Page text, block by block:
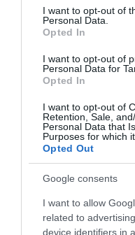
consent section.
I want to opt-out of
Personal Data.
Opted In
I want to opt-out of
Personal Data for
Opted In
I want to opt-out of
Retention, Sale,
Personal Data that
Purposes for which
Opted Out
Google consents
I want to allow
related to
device identifiers in